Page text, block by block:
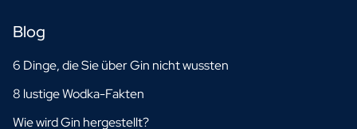
Blog
6 Dinge, die Sie über Gin nicht wussten
8 lustige Wodka-Fakten
Wie wird Gin hergestellt?